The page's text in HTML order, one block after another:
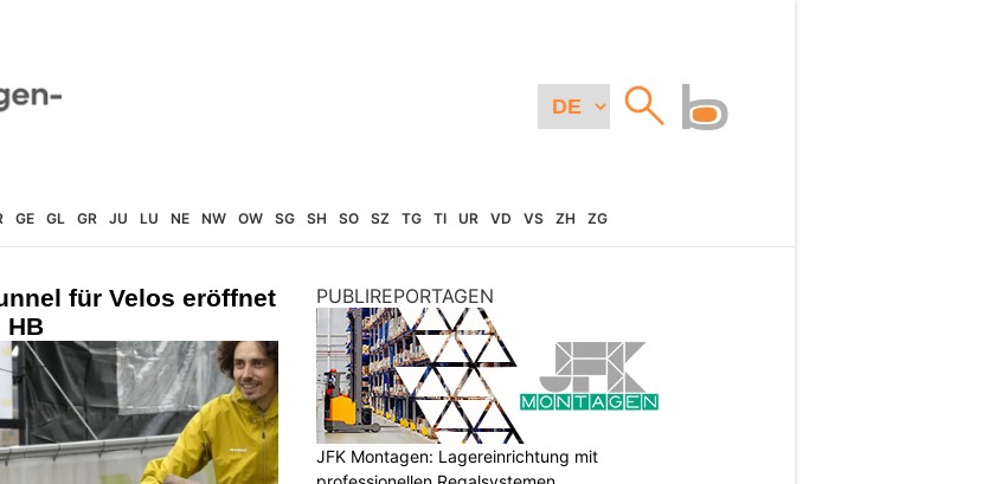
GE GL GR JU LU NE NW OW SG SH SO SZ TG TI UR VD VS ZH ZG
für Velos eröffnet
HB
PUBLIREPORTAGEN
JFK Montagen: Lagereinrichtung mit